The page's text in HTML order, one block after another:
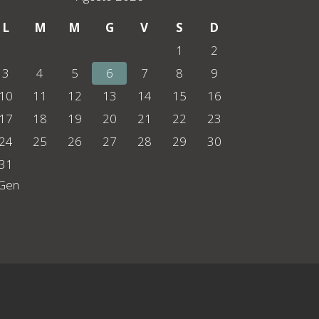
L
M M G V S
D
1
2
3
4 5 6 7 8
9
10
11 12 13 14 15
16
17
18 19 20 21 22
23
24
25 26 27 28 29
30